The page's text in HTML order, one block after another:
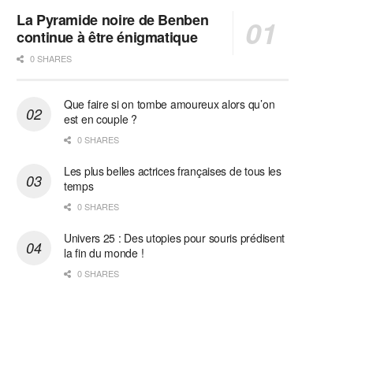
La Pyramide noire de Benben
continue à être énigmatique
0 SHARES
Que faire si on tombe amoureux alors qu’on
est en couple ?
0 SHARES
Les plus belles actrices françaises de tous les
temps
0 SHARES
Univers 25 : Des utopies pour souris prédisent
la fin du monde !
0 SHARES